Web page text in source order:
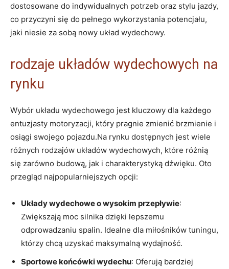
dostosowane do indywidualnych potrzeb oraz stylu jazdy,
co przyczyni się do pełnego wykorzystania potencjału,
jaki niesie za sobą nowy układ wydechowy.
rodzaje układów wydechowych na
rynku
Wybór układu wydechowego jest kluczowy dla każdego
entuzjasty motoryzacji, który pragnie zmienić brzmienie i
osiągi swojego pojazdu.Na rynku dostępnych jest wiele
różnych rodzajów układów wydechowych, które różnią
się zarówno budową, jak i charakterystyką dźwięku. Oto
przegląd najpopularniejszych opcji:
Układy wydechowe o wysokim przepływie:
Zwiększają moc silnika dzięki lepszemu
odprowadzaniu spalin. Idealne dla miłośników tuningu,
którzy chcą uzyskać maksymalną wydajność.
Sportowe końcówki wydechu: Oferują bardziej